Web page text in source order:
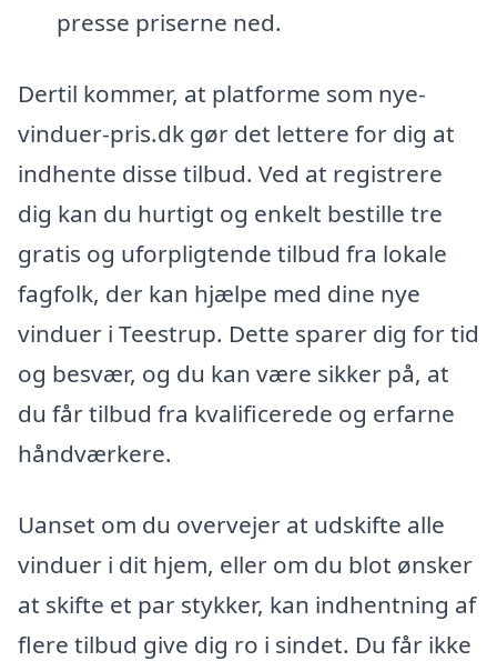
presse priserne ned.
Dertil kommer, at platforme som nye-
vinduer-pris.dk gør det lettere for dig at
indhente disse tilbud. Ved at registrere
dig kan du hurtigt og enkelt bestille tre
gratis og uforpligtende tilbud fra lokale
fagfolk, der kan hjælpe med dine nye
vinduer i Teestrup. Dette sparer dig for tid
og besvær, og du kan være sikker på, at
du får tilbud fra kvalificerede og erfarne
håndværkere.
Uanset om du overvejer at udskifte alle
vinduer i dit hjem, eller om du blot ønsker
at skifte et par stykker, kan indhentning af
flere tilbud give dig ro i sindet. Du får ikke